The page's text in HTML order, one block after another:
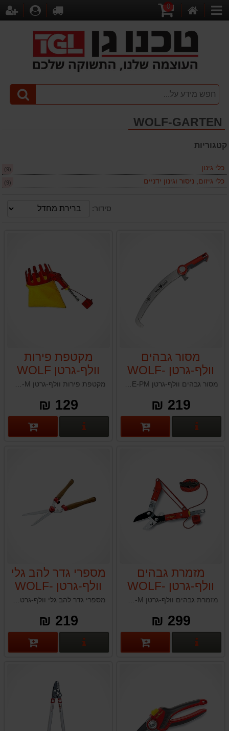
קטגוריות
הבית
0
לקופה
WOLF-GARTEN
קטגוריות
כלי גינון (9)
כלי גיזום, ניסור וגינון ידניים (9)
סידור:
מסור גבהים
וולף-גרטן WOLF-
GARTEN RE-PM
219 ₪
פרטים נוספים
מקטפת פירות
וולף-גרטן WOLF
GARTEN RG-M
129 ₪
פרטים נוספים
מזמרת גבהים
וולף-גרטן WOLF-
GARTEN RC-M
299 ₪
פרטים נוספים
מספרי גדר להב גלי
וולף-גרטן WOLF-
GARTEN HS-W
219 ₪
פרטים נוספים